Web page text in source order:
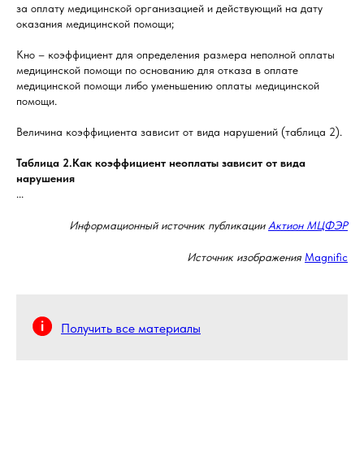
за оплату медицинской организацией и действующий на дату
оказания медицинской помощи;
Кно – коэффициент для определения размера неполной оплаты
медицинской помощи по основанию для отказа в оплате
медицинской помощи либо уменьшению оплаты медицинской
помощи.
Величина коэффициента зависит от вида нарушений (таблица 2).
Таблица 2.Как коэффициент неоплаты зависит от вида
нарушения
...
Информационный источник публикации Актион МЦФЭР
Источник изображения Magnific
Получить все материалы